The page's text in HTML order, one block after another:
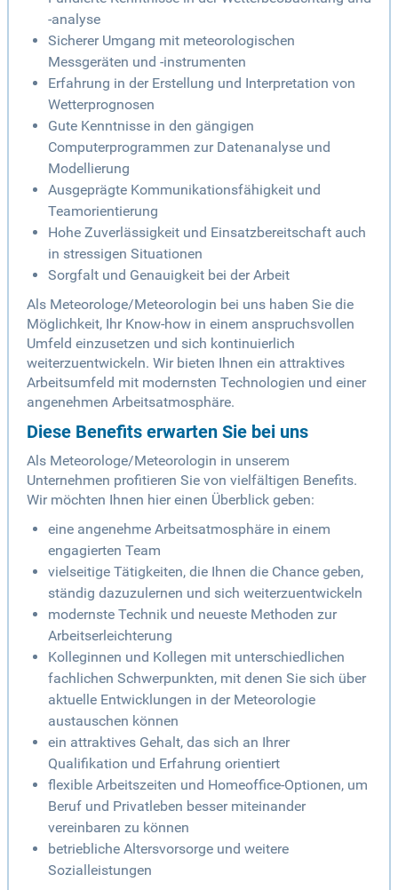
-analyse
Sicherer Umgang mit meteorologischen
Messgeräten und -instrumenten
Erfahrung in der Erstellung und Interpretation von
Wetterprognosen
Gute Kenntnisse in den gängigen
Computerprogrammen zur Datenanalyse und
Modellierung
Ausgeprägte Kommunikationsfähigkeit und
Teamorientierung
Hohe Zuverlässigkeit und Einsatzbereitschaft auch
in stressigen Situationen
Sorgfalt und Genauigkeit bei der Arbeit
Als Meteorologe/Meteorologin bei uns haben Sie die
Möglichkeit, Ihr Know-how in einem anspruchsvollen
Umfeld einzusetzen und sich kontinuierlich
weiterzuentwickeln. Wir bieten Ihnen ein attraktives
Arbeitsumfeld mit modernsten Technologien und einer
angenehmen Arbeitsatmosphäre.
Diese Benefits erwarten Sie bei uns
Als Meteorologe/Meteorologin in unserem
Unternehmen profitieren Sie von vielfältigen Benefits.
Wir möchten Ihnen hier einen Überblick geben:
eine angenehme Arbeitsatmosphäre in einem
engagierten Team
vielseitige Tätigkeiten, die Ihnen die Chance geben,
ständig dazuzulernen und sich weiterzuentwickeln
modernste Technik und neueste Methoden zur
Arbeitserleichterung
Kolleginnen und Kollegen mit unterschiedlichen
fachlichen Schwerpunkten, mit denen Sie sich über
aktuelle Entwicklungen in der Meteorologie
austauschen können
ein attraktives Gehalt, das sich an Ihrer
Qualifikation und Erfahrung orientiert
flexible Arbeitszeiten und Homeoffice-Optionen, um
Beruf und Privatleben besser miteinander
vereinbaren zu können
betriebliche Altersvorsorge und weitere
Sozialleistungen